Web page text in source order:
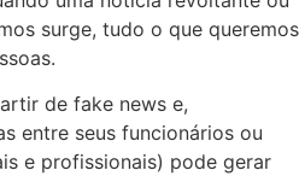
surge, tudo o que queremos
de fake news e,
entre seus funcionários ou
e profissionais) pode gerar